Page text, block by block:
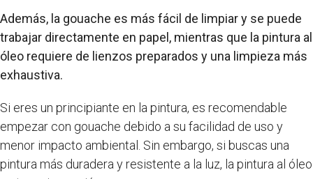
Además, la gouache es más fácil de limpiar y se puede
trabajar directamente en papel, mientras que la pintura al
óleo requiere de lienzos preparados y una limpieza más
exhaustiva.
Si eres un principiante en la pintura, es recomendable
empezar con gouache debido a su facilidad de uso y
menor impacto ambiental. Sin embargo, si buscas una
pintura más duradera y resistente a la luz, la pintura al óleo